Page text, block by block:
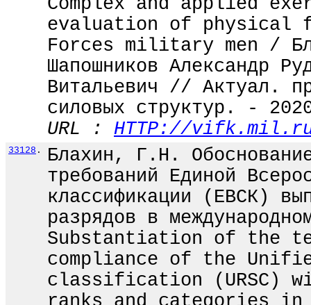
Complex and applied
evaluation of physical
Forces military men /
Шапошников Александр
Витальевич // Актуал.
силовых структур. -
URL : HTTP://vifk.mil.ru/
33128 .
Блахин, Г.Н.
требований Единой
классификации (ЕВСК)
разрядов в
Substantiation of the
compliance of the
classification (URSC)